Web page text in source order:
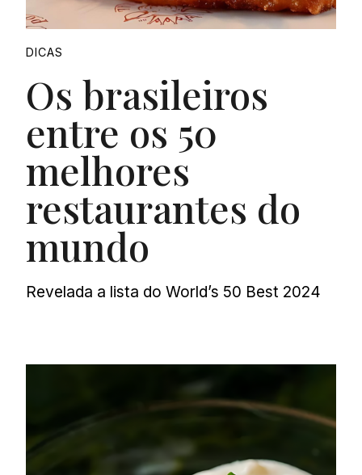
DICAS
Os brasileiros
entre os 50
melhores
restaurantes do
mundo
Revelada a lista do World’s 50 Best 2024